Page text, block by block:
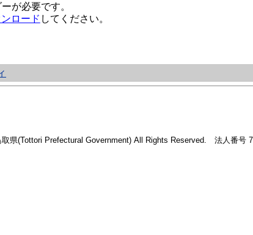
が必要です。
ロード してください。
取県(Tottori Prefectural Government) All Rights Reserved. 法人番号